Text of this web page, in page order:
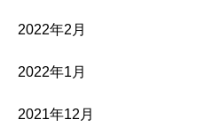
2022年2月
2022年1月
2021年12月